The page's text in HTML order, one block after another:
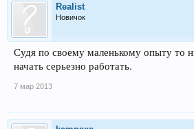
Realist
Новичок
Судя по своему маленькому опыту то
начать серьезно работать.
7 мар 2013